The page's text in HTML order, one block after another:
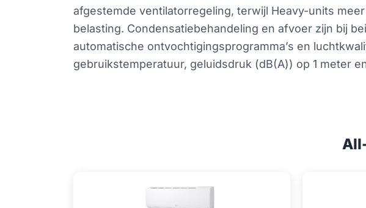
afgestemde ventilatorregeling, terwijl Heavy-units
belasting. Condensatiebehandeling en afvoer zijn bij
automatische ontvochtigingsprogramma’s en
gebruikstemperatuur, geluidsdruk (dB(A)) op 1 meter